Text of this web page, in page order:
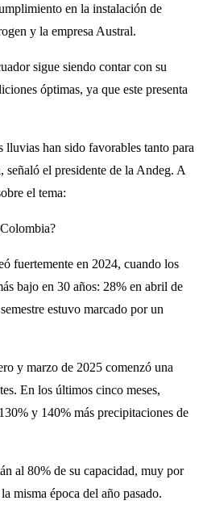
en la instalación de
y la empresa Austral.
sigue siendo contar con su
óptimas, ya que este presenta
lluvias han sido favorables tanto para
el presidente de la Andeg. A
el tema:
fuertemente en 2024, cuando los
bajo en 30 años: 28% en abril de
estuvo marcado por un
y marzo de 2025 comenzó una
En los últimos cinco meses,
y 140% más precipitaciones de
al 80% de su capacidad, muy por
misma época del año pasado.